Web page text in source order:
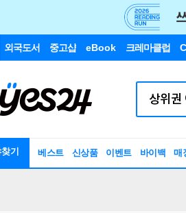
외국도서 중고샵 eBook 크레마클럽
기 베스트 신상품 이벤트 바이백 매